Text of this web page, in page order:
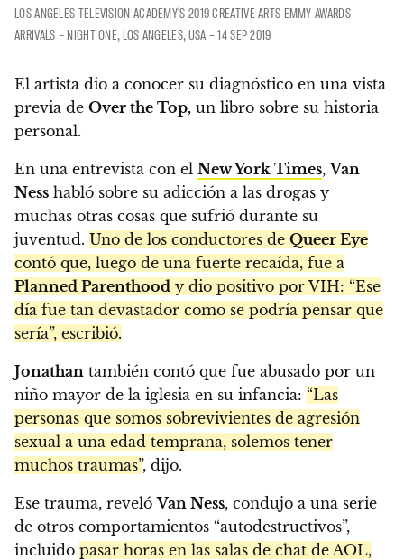
LOS ANGELES TELEVISION ACADEMY'S 2019 CREATIVE ARTS EMMY AWARDS –
ARRIVALS – NIGHT ONE, LOS ANGELES, USA – 14 SEP 2019
El artista dio a conocer su diagnóstico en una vista
previa de Over the Top, un libro sobre su historia
personal.
En una entrevista con el New York Times,Van
Ness habló sobre su adicción a las drogas y
muchas otras cosas que sufrió durante su
juventud. Uno de los conductores de Queer Eye
contó que, luego de una fuerte recaída, fue a
Planned Parenthood y dio positivo por VIH: “Ese
día fue tan devastador como se podría pensar que
sería”, escribió.
Jonathan también contó que fue abusado por un
niño mayor de la iglesia en su infancia: “Las
personas que somos sobrevivientes de agresión
sexual a una edad temprana, solemos tener
muchos traumas”, dijo.
Ese trauma, revelóVan Ness, condujo a una serie
de otros comportamientos “autodestructivos”,
incluido pasar horas en las salas de chat de AOL,